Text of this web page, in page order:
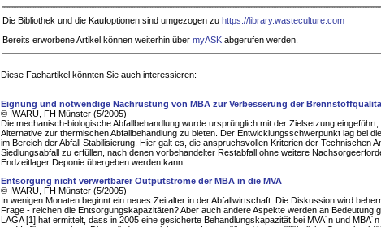
Die Bibliothek und die Kaufoptionen sind umgezogen zu https://library.wasteculture.com
Bereits erworbene Artikel können weiterhin über myASK abgerufen werden.
Diese Fachartikel könnten Sie auch interessieren:
Eignung und notwendige Nachrüstung von MBA zur Verbesserung der
© IWARU, FH Münster (5/2005)
Die mechanisch-biologische Abfallbehandlung wurde ursprünglich mit der Zielsetzung
Alternative zur thermischen Abfallbehandlung zu bieten. Der Entwicklungsschwerpunkt lag bei
im Bereich der Abfall Stabilisierung. Hier galt es, die anspruchsvollen Kriterien der Technischen
Siedlungsabfall zu erfüllen, nach denen vorbehandelter Restabfall ohne weitere
Endzeitlager Deponie übergeben werden kann.
Entsorgung nicht verwertbarer Outputströme der MBA in die MVA
© IWARU, FH Münster (5/2005)
In wenigen Monaten beginnt ein neues Zeitalter in der Abfallwirtschaft. Die Diskussion wird
Frage - reichen die Entsorgungskapazitäten? Aber auch andere Aspekte werden an Bedeutung
LAGA [1] hat ermittelt, dass in 2005 eine gesicherte Behandlungskapazität bei MVA´n und